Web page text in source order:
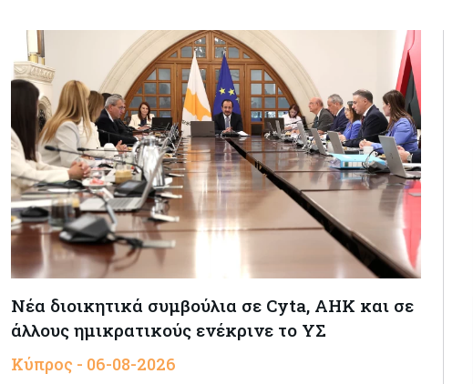
Νέα διοικητικά συμβούλια σε Cyta, AHK και σε
άλλους ημικρατικούς ενέκρινε το ΥΣ
Κύπρος - 06-08-2026